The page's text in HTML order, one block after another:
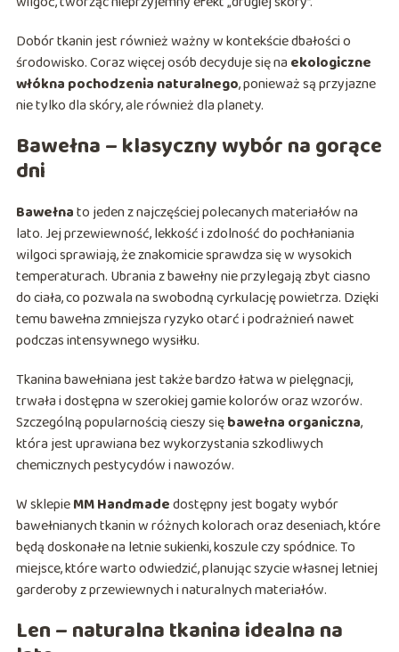
Dobór tkanin jest również ważny w kontekście dbałości o
środowisko. Coraz więcej osób decyduje się na ekologiczne
włókna pochodzenia naturalnego, ponieważ są przyjazne
nie tylko dla skóry, ale również dla planety.
Bawełna – klasyczny wybór na gorące
dni
Bawełnato jeden z najczęściej polecanych materiałów na
lato. Jej przewiewność, lekkość i zdolność do pochłaniania
wilgoci sprawiają, że znakomicie sprawdza się w wysokich
temperaturach. Ubrania z bawełny nie przylegają zbyt ciasno
do ciała, co pozwala na swobodną cyrkulację powietrza. Dzięki
temu bawełna zmniejsza ryzyko otarć i podrażnień nawet
podczas intensywnego wysiłku.
Tkanina bawełniana jest także bardzo łatwa w pielęgnacji,
trwała i dostępna w szerokiej gamie kolorów oraz wzorów.
Szczególną popularnością cieszy siębawełna organiczna,
która jest uprawiana bez wykorzystania szkodliwych
chemicznych pestycydów i nawozów.
W sklepieMM Handmadedostępny jest bogaty wybór
bawełnianych tkanin w różnych kolorach oraz deseniach, które
będą doskonałe na letnie sukienki, koszule czy spódnice. To
miejsce, które warto odwiedzić, planując szycie własnej letniej
garderoby z przewiewnych i naturalnych materiałów.
Len – naturalna tkanina idealna na